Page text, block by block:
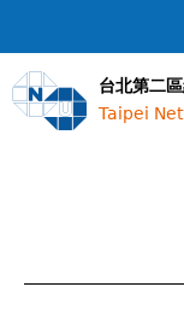
台北第二
Taipei